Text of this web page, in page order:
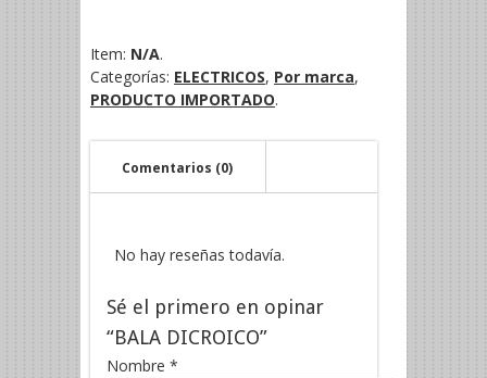
Item: N/A.
Categorías: ELECTRICOS, Por marca,
PRODUCTO IMPORTADO.
Comentarios (0)
No hay reseñas todavía.
Sé el primero en opinar
“BALA DICROICO”
Nombre *